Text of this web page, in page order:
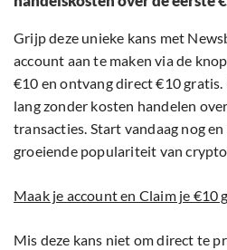
Grijp deze unieke kans met
account aan te maken via de
€10 en ontvang direct €10 gratis.
lang zonder kosten handelen
transacties. Start vandaag nog
groeiende populariteit van
Maak je account en Claim je €10
Mis deze kans niet om direct te